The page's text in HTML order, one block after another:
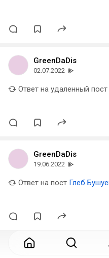
GreenDaDis
02.07.2022
Ответ на удаленный пост
GreenDaDis
19.06.2022
Ответ на пост Глеб